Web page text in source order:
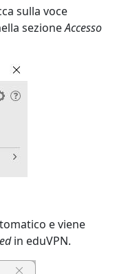
sulla voce
sezioneAccesso
e viene
in eduVPN.